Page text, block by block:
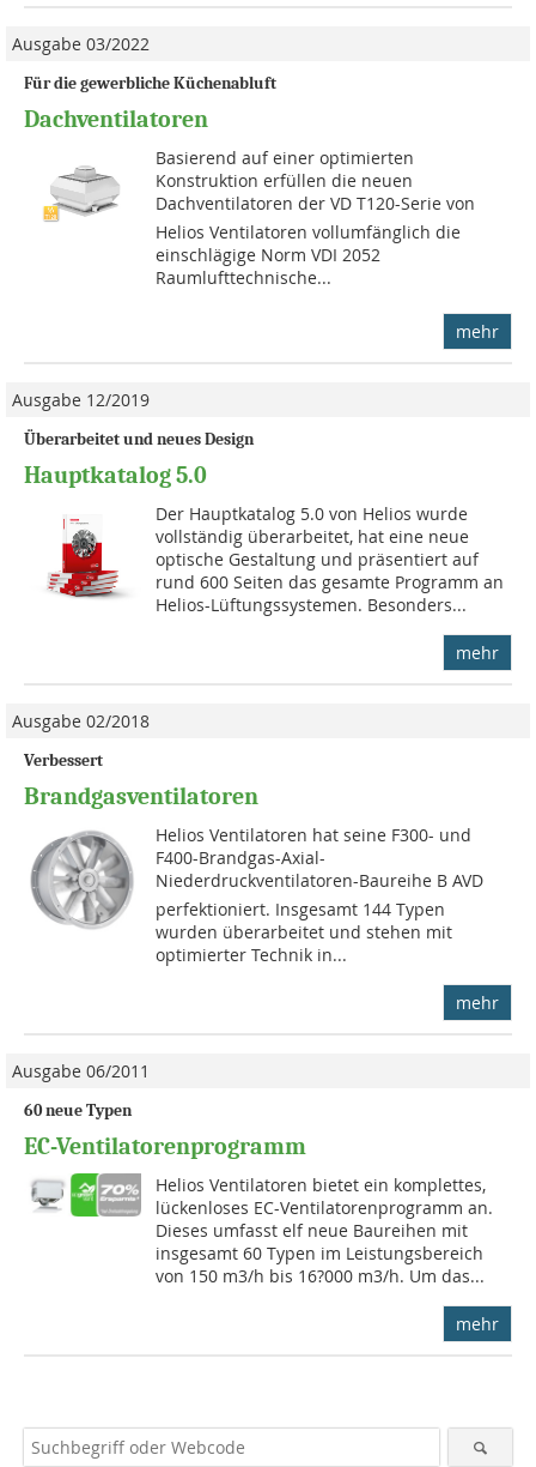
Ausgabe 03/2022
Für die gewerbliche Küchenabluft
Dachventilatoren
Basierend auf einer optimierten
Konstruktion erfüllen die neuen
Dachventilatoren der VD T120-Serie von
Helios Ventilatoren vollumfänglich die
einschlägige Norm VDI 2052
Raumlufttechnische...
mehr
Ausgabe 12/2019
Überarbeitet und neues Design
Hauptkatalog 5.0
Der Hauptkatalog 5.0 von Helios wurde
vollständig überarbeitet, hat eine neue
optische Gestaltung und präsentiert auf
rund 600 Seiten das gesamte Programm an
Helios-Lüftungssystemen. Besonders...
mehr
Ausgabe 02/2018
Verbessert
Brandgasventilatoren
Helios Ventilatoren hat seine F300- und
F400-Brandgas-Axial-
Niederdruckventilatoren-Baureihe B AVD
perfektioniert. Insgesamt 144 Typen
wurden überarbeitet und stehen mit
optimierter Technik in...
mehr
Ausgabe 06/2011
60 neue Typen
EC-Ventilatorenprogramm
Helios Ventilatoren bietet ein komplettes,
lückenloses EC-Ventilatorenprogramm an.
Dieses umfasst elf neue Baureihen mit
insgesamt 60 Typen im Leistungsbereich
von 150 m3/h bis 16?000 m3/h. Um das...
mehr